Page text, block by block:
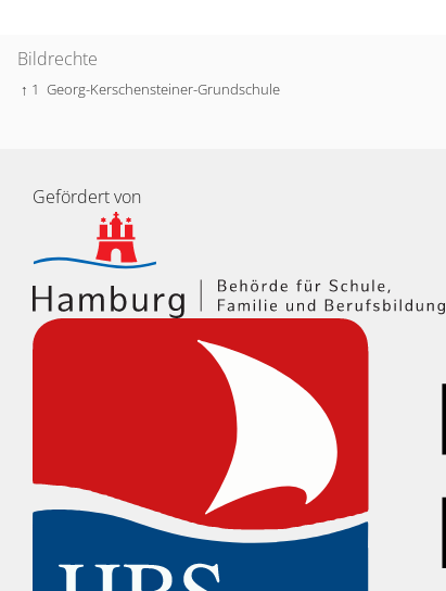
Bildrechte
↑ 1 Georg-Kerschensteiner-Grundschule
Gefördert von